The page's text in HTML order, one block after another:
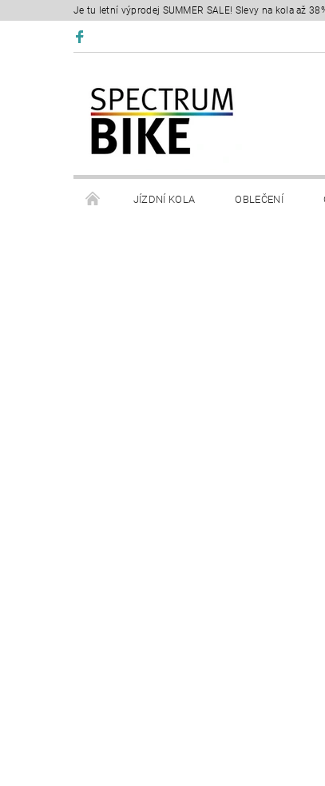
Je tu letní výprodej SUMMER SALE! Slevy na kola až
JÍZDNÍ KOLA OBLEČENÍ